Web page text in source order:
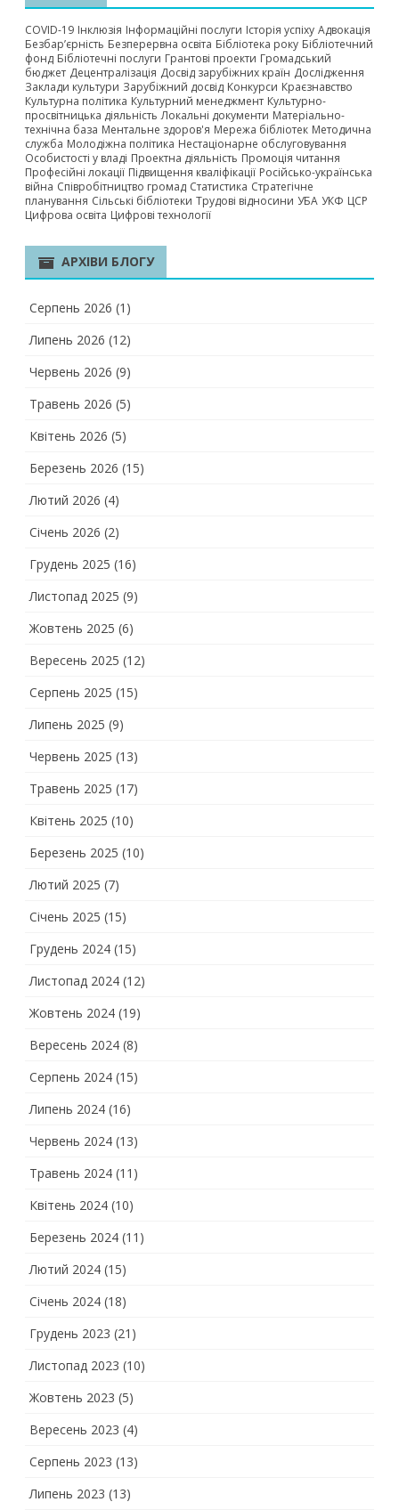
COVID-19 Інклюзія Інформаційні послуги Історія успіху Адвокація
Безбар’єрність Безперервна освіта Бібліотека року Бібліотечний
фонд Бібліотечні послуги Грантові проекти Громадський
бюджет Децентралізація Досвід зарубіжних країн Дослідження
Заклади культури Зарубіжний досвід Конкурси Краєзнавство
Культурна політика Культурний менеджмент Культурно-
просвітницька діяльність Локальні документи Матеріально-
технічна база Ментальне здоров'я Мережа бібліотек Методична
служба Молодіжна політика Нестаціонарне обслуговування
Особистості у владі Проектна діяльність Промоція читання
Професійні локації Підвищення кваліфікації Російсько-українська
війна Співробітництво громад Статистика Стратегічне
планування Сільські бібліотеки Трудові відносини УБА УКФ ЦСР
Цифрова освіта Цифрові технології
АРХІВИ БЛОГУ
Серпень 2026 (1)
Липень 2026 (12)
Червень 2026 (9)
Травень 2026 (5)
Квітень 2026 (5)
Березень 2026 (15)
Лютий 2026 (4)
Січень 2026 (2)
Грудень 2025 (16)
Листопад 2025 (9)
Жовтень 2025 (6)
Вересень 2025 (12)
Серпень 2025 (15)
Липень 2025 (9)
Червень 2025 (13)
Травень 2025 (17)
Квітень 2025 (10)
Березень 2025 (10)
Лютий 2025 (7)
Січень 2025 (15)
Грудень 2024 (15)
Листопад 2024 (12)
Жовтень 2024 (19)
Вересень 2024 (8)
Серпень 2024 (15)
Липень 2024 (16)
Червень 2024 (13)
Травень 2024 (11)
Квітень 2024 (10)
Березень 2024 (11)
Лютий 2024 (15)
Січень 2024 (18)
Грудень 2023 (21)
Листопад 2023 (10)
Жовтень 2023 (5)
Вересень 2023 (4)
Серпень 2023 (13)
Липень 2023 (13)